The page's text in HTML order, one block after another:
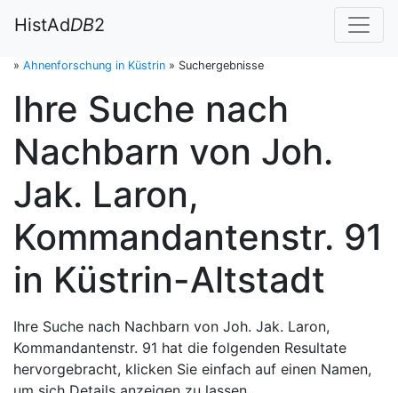
HistAdDB2
» Ahnenforschung in Küstrin » Suchergebnisse
Ihre Suche nach
Nachbarn von Joh.
Jak. Laron,
Kommandantenstr. 91
in Küstrin-Altstadt
Ihre Suche nach Nachbarn von Joh. Jak. Laron,
Kommandantenstr. 91 hat die folgenden Resultate
hervorgebracht, klicken Sie einfach auf einen Namen,